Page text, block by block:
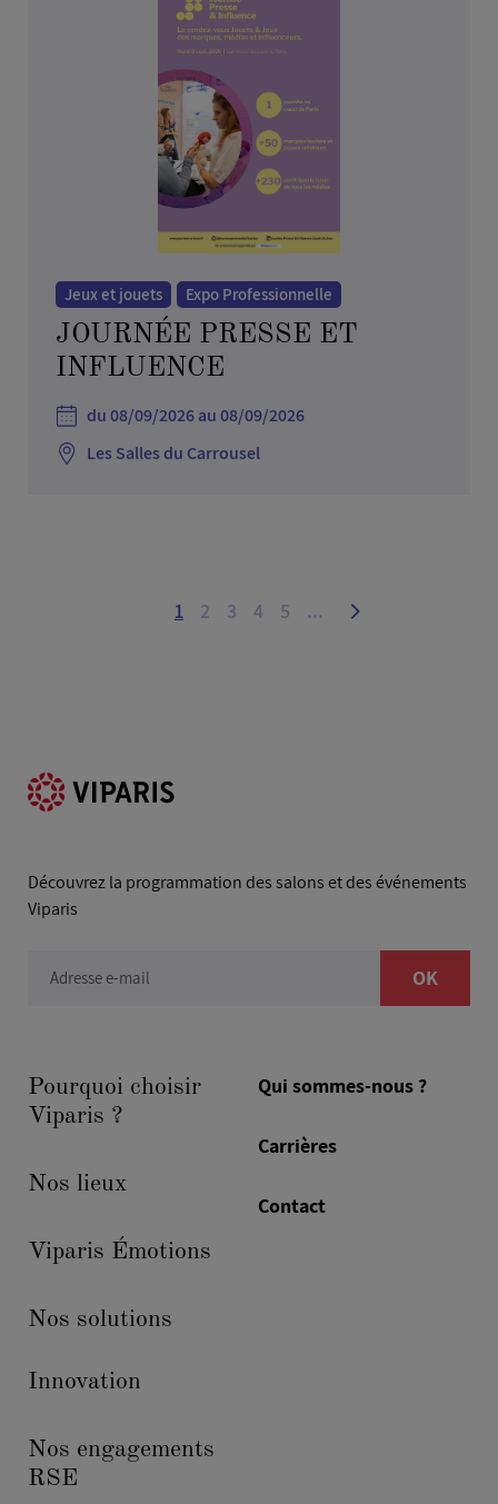
Jeux et jouets Expo Professionnelle
JOURNÉE PRESSE ET
INFLUENCE
du 08/09/2026 au 08/09/2026
Les Salles du Carrousel
1 2 3 4 5 ...
Découvrez la programmation des salons et des événements
Viparis
Adresse e-mail OK
Pourquoi choisir
Viparis ?
Nos lieux
Viparis Émotions
Nos solutions
Innovation
Nos engagements
RSE
Qui sommes-nous ?
Carrières
Contact